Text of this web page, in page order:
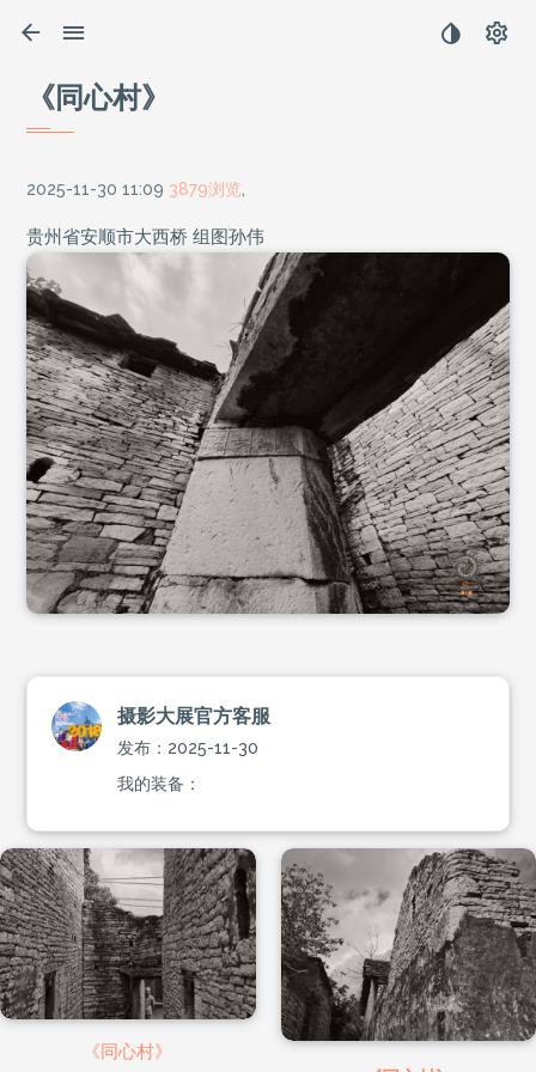
《同心村》
2025-11-30 11:09 3879浏览
贵州省安顺市大西桥 组图孙伟
摄影大展官方客服
发布：2025-11-30
我的装备：
《同心村》